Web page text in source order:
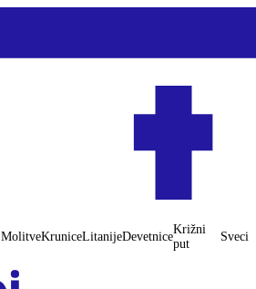
MolitveKruniceLitanijeDevetnice
Križni
put
Sveci